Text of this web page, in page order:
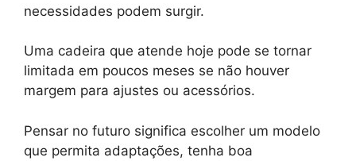
necessidades podem surgir.
Uma cadeira que atende hoje pode se tornar
limitada em poucos meses se não houver
margem para ajustes ou acessórios.
Pensar no futuro significa escolher um modelo
que permita adaptações, tenha boa